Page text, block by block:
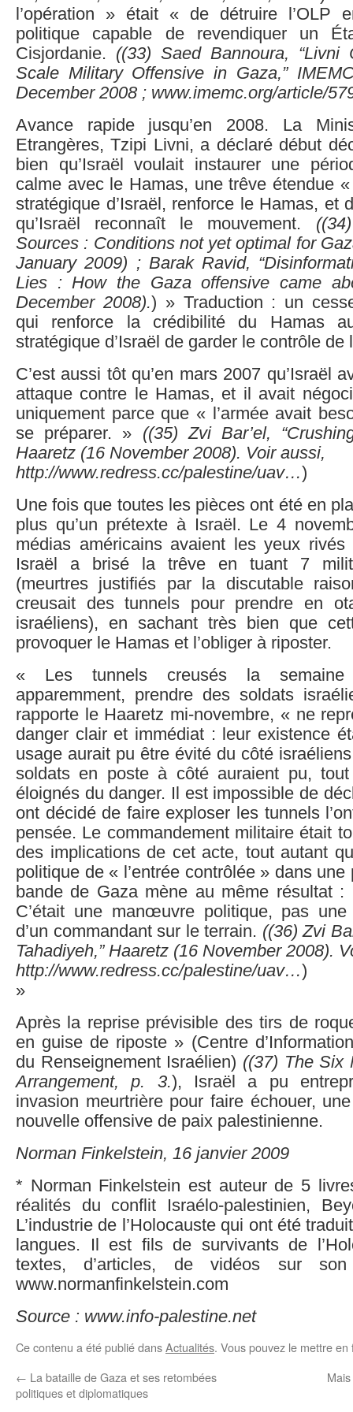
l’opération » était « de détruire l’OLP
politique capable de revendiquer un
Cisjordanie. ((33) Saed Bannoura,
Scale Military Offensive in Gaza,”
December 2008 ; www.imemc.org/article/
Avance rapide jusqu’en 2008. La
Etrangères, Tzipi Livni, a déclaré début
bien qu’Israël voulait instaurer une
calme avec le Hamas, une trêve étendue
stratégique d’Israël, renforce le Hamas, et
qu’Israël reconnaît le mouvement. ((34)
Sources : Conditions not yet optimal for
January 2009) ; Barak Ravid,
Lies : How the Gaza offensive came
December 2008).) » Traduction : un
qui renforce la crédibilité du Hamas
stratégique d’Israël de garder le contrôle de
C’est aussi tôt qu’en mars 2007 qu’Israël
attaque contre le Hamas, et il avait
uniquement parce que « l’armée avait
se préparer. » ((35) Zvi Bar’el,
Haaretz (16 November 2008). Voir aussi,
http://www.redress.cc/palestine/uav…)
Une fois que toutes les pièces ont été en
plus qu’un prétexte à Israël. Le 4
médias américains avaient les yeux
Israël a brisé la trêve en tuant 7
(meurtres justifiés par la discutable
creusait des tunnels pour prendre en
israéliens), en sachant très bien que
provoquer le Hamas et l’obliger à riposter.
« Les tunnels creusés la semaine
apparemment, prendre des soldats
rapporte le Haaretz mi-novembre, « ne
danger clair et immédiat : leur existence
usage aurait pu être évité du côté
soldats en poste à côté auraient pu, tout
éloignés du danger. Il est impossible de
ont décidé de faire exploser les tunnels
pensée. Le commandement militaire était
des implications de cet acte, tout autant
politique de « l’entrée contrôlée » dans
bande de Gaza mène au même résultat
C’était une manœuvre politique, pas
d’un commandant sur le terrain. ((36) Zvi
Tahadiyeh,” Haaretz (16 November 2008).
http://www.redress.cc/palestine/uav…)
»
Après la reprise prévisible des tirs de
en guise de riposte » (Centre
du Renseignement Israélien) ((37) The Six
Arrangement, p. 3.), Israël a pu
invasion meurtrière pour faire échouer,
nouvelle offensive de paix palestinienne.
Norman Finkelstein, 16 janvier 2009
* Norman Finkelstein est auteur de 5
réalités du conflit Israélo-palestinien,
L’industrie de l’Holocauste qui ont été
langues. Il est fils de survivants de
textes, d’articles, de vidéos sur
www.normanfinkelstein.com
Source : www.info-palestine.net
Ce contenu a été publié dansActualités. Vous pouvez le mettre
← La bataille de Gaza et ses retombées
politiques et diplomatiques